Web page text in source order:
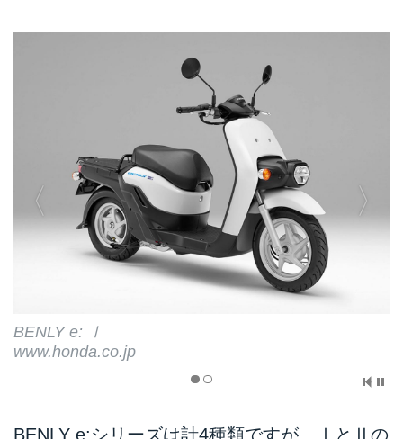
BENLY e: Ⅰ
www.honda.co.jp
BENLY e:シリーズは計4種類ですが、ⅠとⅡの